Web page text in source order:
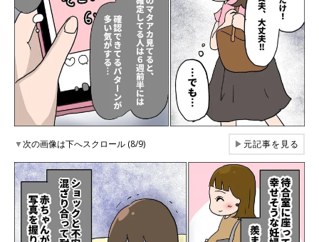
▼次の画像は下へスクロール (8/9) ▶元記事を見る